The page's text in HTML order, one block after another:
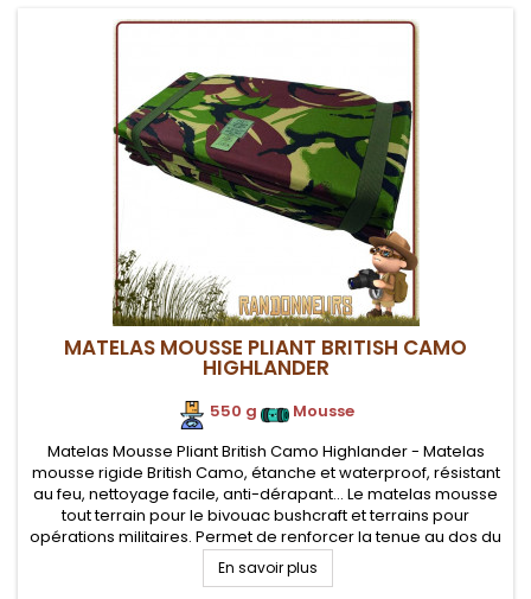
MATELAS MOUSSE PLIANT BRITISH CAMO
HIGHLANDER
550 g . Mousse
Matelas Mousse Pliant British Camo Highlander - Matelas
mousse rigide British Camo, étanche et waterproof, résistant
au feu, nettoyage facile, anti-dérapant... Le matelas mousse
tout terrain pour le bivouac bushcraft et terrains pour
opérations militaires. Permet de renforcer la tenue au dos du
sac à dos
En savoir plus